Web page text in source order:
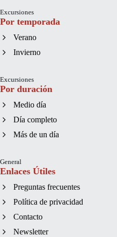
Excursiones
Por temporada
Verano
Invierno
Excursiones
Por duración
Medio día
Día completo
Más de un día
General
Enlaces Útiles
Preguntas frecuentes
Política de privacidad
Contacto
Newsletter